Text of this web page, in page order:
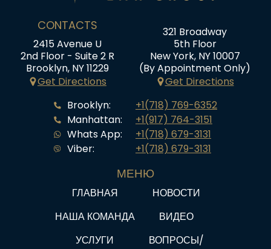
CONTACTS
2415 Avenue U
2nd Floor - Suite 2 R
Brooklyn, NY 11229
Get Directions
321 Broadway
5th Floor
New York, NY 10007
(By Appointment Only)
Get Directions
Brooklyn:
Manhattan:
Whats App:
Viber:
+1(718) 769-6352
+1(917) 764-3151
+1(718) 679-3131
+1(718) 679-3131
МЕНЮ
ГЛАВНАЯ
НОВОСТИ
НАША КОМАНДА
ВИДЕО
УСЛУГИ
ВОПРОСЫ/